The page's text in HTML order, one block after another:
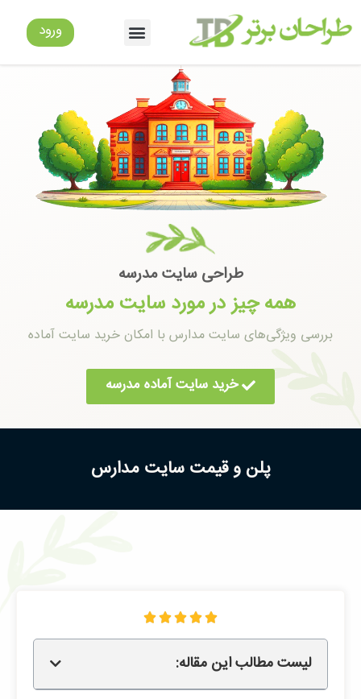
ورود
طراحی سایت مدرسه
همه چیز در مورد سایت مدرسه
بررسی ویژگی‌های سایت مدارس با امکان خرید سایت آماده
خرید سایت آماده مدرسه
پلن و قیمت سایت مدارس





لیست مطالب این مقاله: